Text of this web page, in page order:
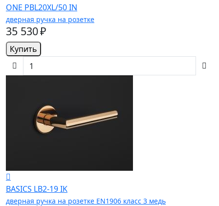
ONE PBL20XL/50 IN
дверная ручка на розетке
35 530 ₽
Купить
BASICS LB2-19 IK
дверная ручка на розетке EN1906 класс 3 медь